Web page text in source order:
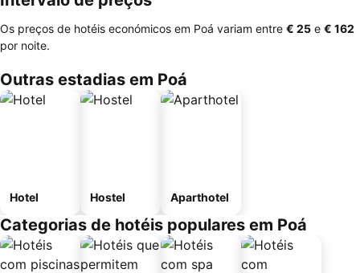
Os preços de hotéis económicos em Poá variam entre ‎€ 25 e ‎€ 162
por noite.
Outras estadias em Poá
Hotel Hostel Aparthotel
Categorias de hotéis populares em Poá